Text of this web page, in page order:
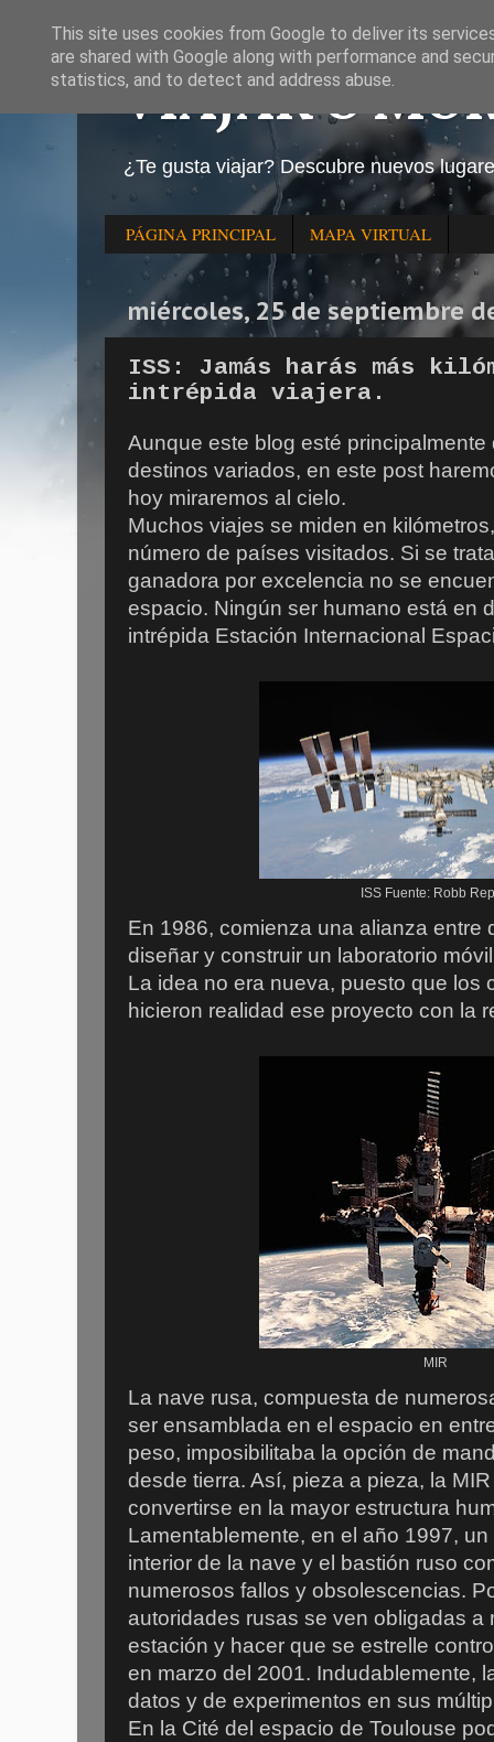
VIAJAR O
¿Te gusta viajar? Descubre nuevos
PÁGINA PRINCIPAL MAPA VIRTUAL
miércoles, 25 de septiembre
ISS: Jamás harás más
intrépida viajera.
Aunque este blog esté
destinos variados, en este post
hoy miraremos al cielo.
Muchos viajes se miden en
número de países visitados. Si se
ganadora por excelencia no se
espacio. Ningún ser humano está en
intrépida Estación Internacional
ISS Fuente: Robb
En 1986, comienza una alianza entre
diseñar y construir un laboratorio
La idea no era nueva, puesto que los
hicieron realidad ese proyecto con la
MIR
La nave rusa, compuesta de
ser ensamblada en el espacio en
peso, imposibilitaba la opción de
desde tierra. Así, pieza a pieza, la
convertirse en la mayor estructura
Lamentablemente, en el año 1997,
interior de la nave y el bastión ruso
numerosos fallos y obsolescencias.
autoridades rusas se ven obligadas a
estación y hacer que se estrelle
en marzo del 2001. Indudablemente,
datos y de experimentos en sus
En la Cité del espacio de Toulouse
This site uses cookies from Google to deliver its
are shared with Google along with performance and
statistics, and to detect and address abuse.